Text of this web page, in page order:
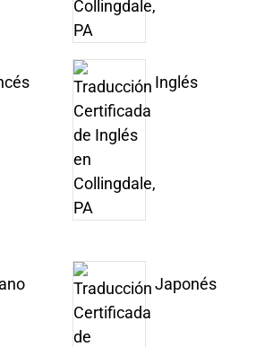
Inglés
Japonés